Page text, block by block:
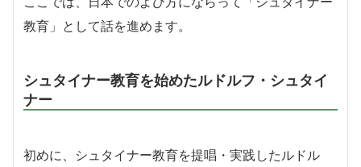
教育」として話を進めます。
シュタイナー教育を始めたルドルフ・シュタイ
ナー
初めに、シュタイナー教育を提唱・実践したルドル